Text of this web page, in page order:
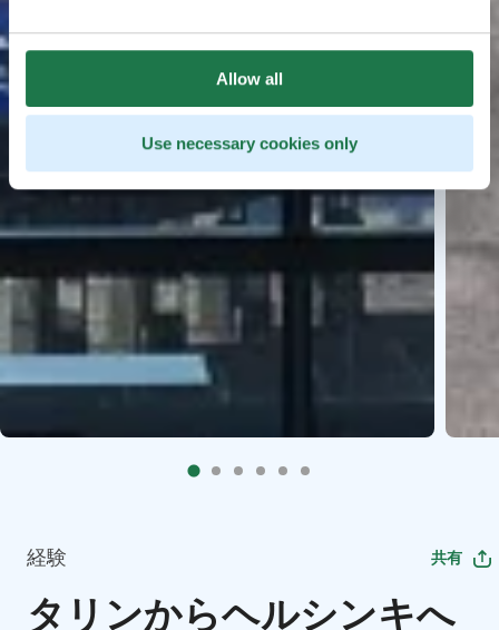
Allow all
Use necessary cookies only
経験 共有
タリンからヘルシンキへ